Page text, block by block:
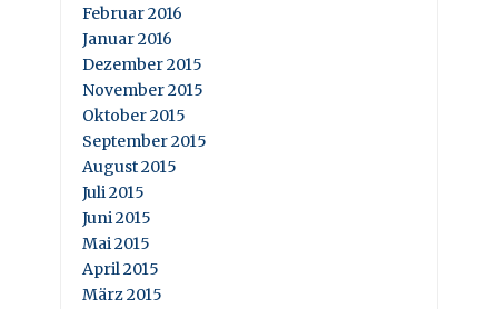
Februar 2016
Januar 2016
Dezember 2015
November 2015
Oktober 2015
September 2015
August 2015
Juli 2015
Juni 2015
Mai 2015
April 2015
März 2015